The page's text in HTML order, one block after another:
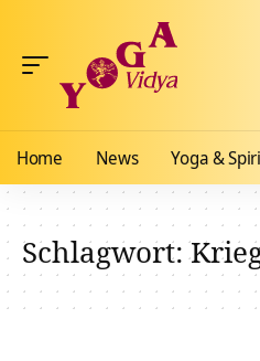
Home News Yoga &
Schlagwort: